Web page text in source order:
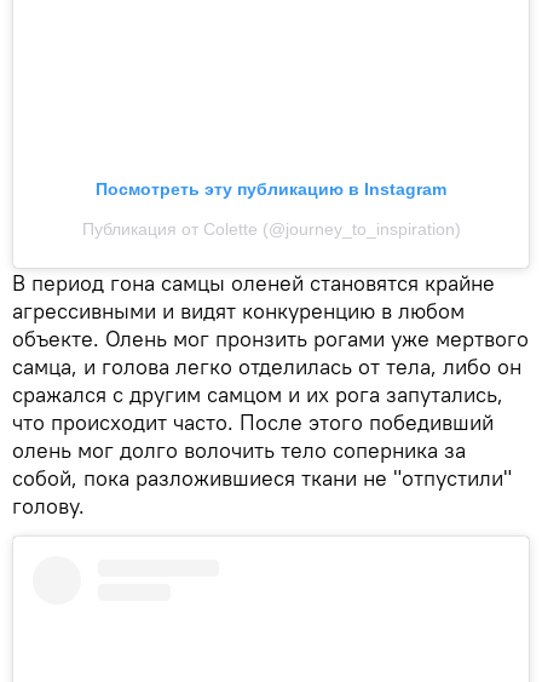
Посмотреть эту публикацию в Instagram
Публикация от Colette (@journey_to_inspiration)
В период гона самцы оленей становятся крайне
агрессивными и видят конкуренцию в любом
объекте. Олень мог пронзить рогами уже мертвого
самца, и голова легко отделилась от тела, либо он
сражался с другим самцом и их рога запутались,
что происходит часто. После этого победивший
олень мог долго волочить тело соперника за
собой, пока разложившиеся ткани не "отпустили"
голову.